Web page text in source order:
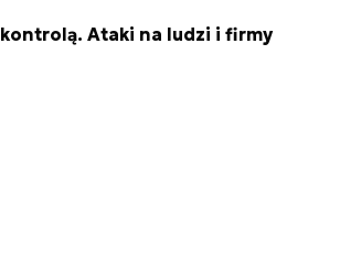
Ataki na ludzi i firmy